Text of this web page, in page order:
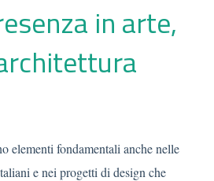
in arte,
elementi fondamentali anche nelle
e nei progetti di design che